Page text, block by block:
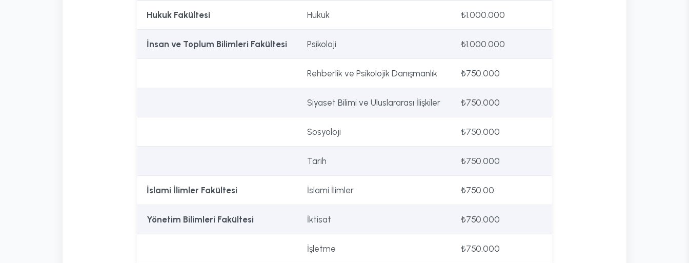
Hukuk Fakültesi Hukuk ₺1.000.000
İnsan ve Toplum Bilimleri Fakültesi Psikoloji ₺1.000.000
Rehberlik ve Psikolojik Danışmanlık ₺750.000
Siyaset Bilimi ve Uluslararası İlişkiler ₺750.000
Sosyoloji ₺750.000
Tarih ₺750.000
İslami İlimler Fakültesi İslami İlimler ₺750.00
Yönetim Bilimleri Fakültesi İktisat ₺750.000
İşletme ₺750.000